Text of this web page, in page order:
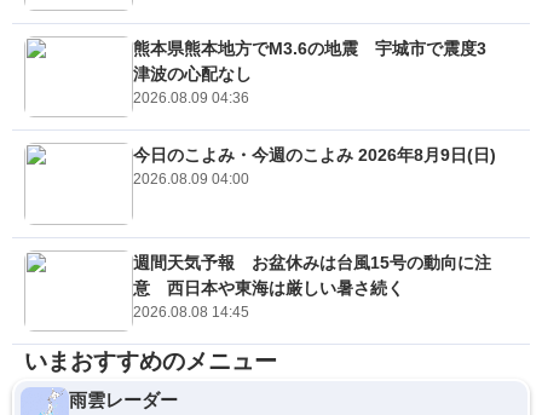
熊本県熊本地方でM3.6の地震 宇城市で震度3
津波の心配なし
2026.08.09 04:36
今日のこよみ・今週のこよみ 2026年8月9日(日)
2026.08.09 04:00
週間天気予報 お盆休みは台風15号の動向に注
意 西日本や東海は厳しい暑さ続く
2026.08.08 14:45
いまおすすめのメニュー
雨雲レーダー